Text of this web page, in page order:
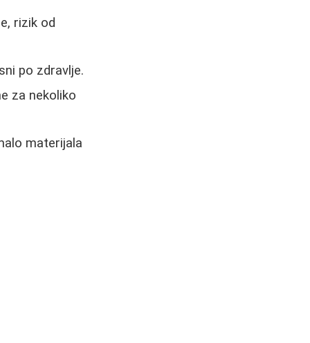
rizik od
po zdravlje.
za nekoliko
materijala